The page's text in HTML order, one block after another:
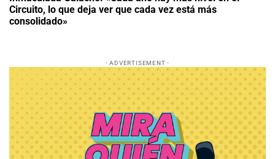
Circuito, lo que deja ver que cada vez está más
consolidado»
- ADVERTISEMENT -